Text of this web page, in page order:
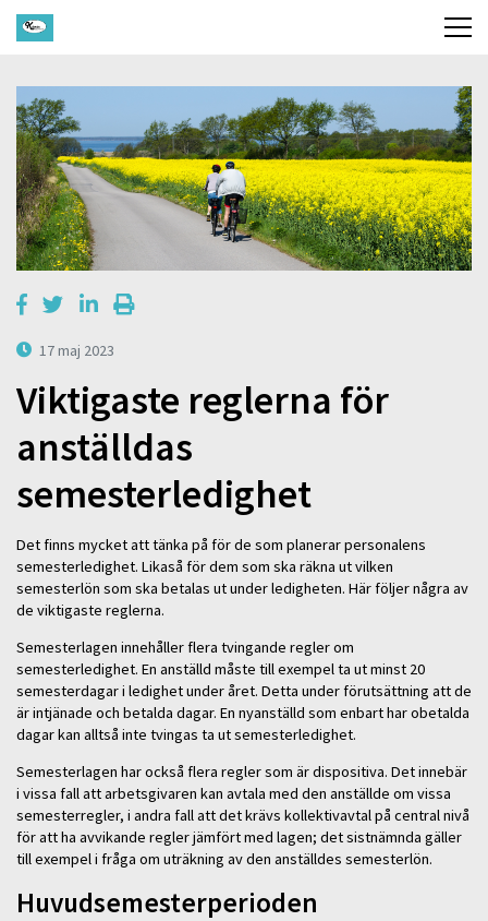
17 maj 2023
Viktigaste reglerna för
anställdas
semesterledighet
Det finns mycket att tänka på för de som planerar personalens
semesterledighet. Likaså för dem som ska räkna ut vilken
semesterlön som ska betalas ut under ledigheten. Här följer några av
de viktigaste reglerna.
Semesterlagen innehåller flera tvingande regler om
semesterledighet. En anställd måste till exempel ta ut minst 20
semesterdagar i ledighet under året. Detta under förutsättning att de
är intjänade och betalda dagar. En nyanställd som enbart har obetalda
dagar kan alltså inte tvingas ta ut semesterledighet.
Semesterlagen har också flera regler som är dispositiva. Det innebär
i vissa fall att arbetsgivaren kan avtala med den anställde om vissa
semesterregler, i andra fall att det krävs kollektivavtal på central nivå
för att ha avvikande regler jämfört med lagen; det sistnämnda gäller
till exempel i fråga om uträkning av den anställdes semesterlön.
Huvudsemesterperioden